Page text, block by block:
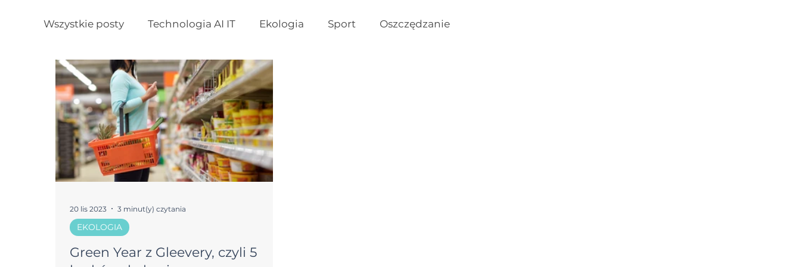
Wszystkie posty Technologia AI IT Ekologia Sport Oszczędzanie
Green Year z Gleevery, czyli 5
EKOLOGIA
20 lis 2023 3 minut(y) czytania